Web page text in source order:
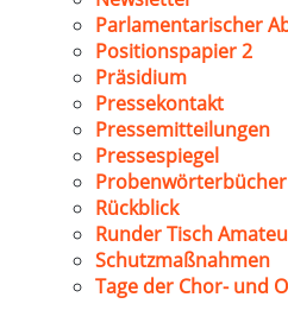
Parlamentarischer
Positionspapier 2
Präsidium
Pressekontakt
Pressemitteilungen
Pressespiegel
Probenwörterbücher
Rückblick
Runder Tisch
Schutzmaßnahmen
Tage der Chor- und